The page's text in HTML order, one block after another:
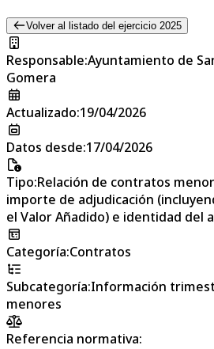
Volver al listado del ejercicio 2025
Responsable:Ayuntamiento de
Gomera
Actualizado:19/04/2026
Datos desde:17/04/2026
Tipo:Relación de contratos
importe de adjudicación
el Valor Añadido) e identidad del
Categoría:Contratos
Subcategoría:Información
menores
Referencia normativa: